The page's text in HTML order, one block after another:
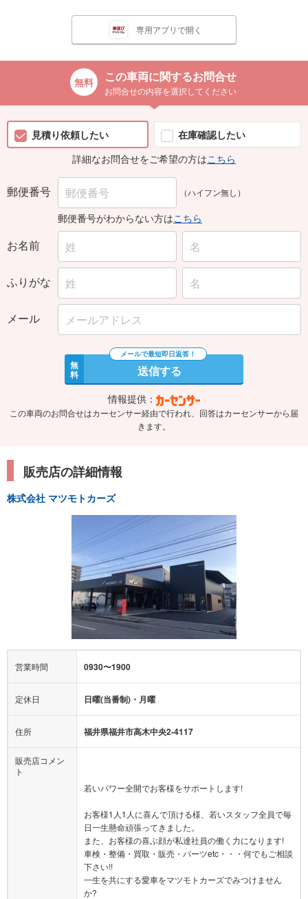
専用アプリで開く
この車両に関するお問合せ
お問合せの内容を選択してください
見積り依頼したい
在庫確認したい
詳細なお問合せをご希望の方はこちら
郵便番号 （ハイフン無し）
郵便番号がわからない方はこちら
お名前
ふりがな
メール
無
料 送信する
情報提供：
この車両のお問合せはカーセンサー経由で行われ、回答はカーセンサーから届
きます。
販売店の詳細情報
株式会社 マツモトカーズ
営業時間 0930〜1900
定休日 日曜(当番制)・月曜
住所 福井県福井市高木中央2-4117
販売店コメン
ト
若いパワー全開でお客様をサポートします!
お客様1人1人に喜んで頂ける様、若いスタッフ全員で毎
日一生懸命頑張ってきました。
また、お客様の喜ぶ顔が私達社員の働く力になります!
車検・整備・買取・販売・パーツetc・・・何でもご相談
下さい!!
一生を共にする愛車をマツモトカーズでみつけません
か?